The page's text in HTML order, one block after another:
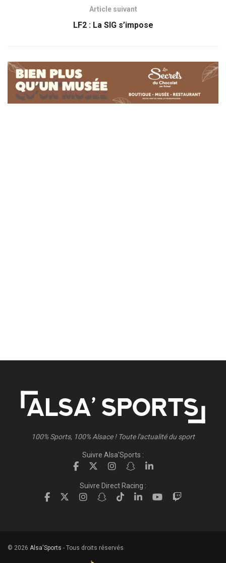
Article suivant
LF2 : La SIG s’impose
100% Sports, 100% Alsace ! Toute l'actualité du sport
Suivre Alsa'Sports :
Suivre Direct Racing :
© 2026 Alsa'Sports - Tous droits réservés